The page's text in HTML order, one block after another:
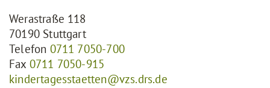
Werastraße 118
70190 Stuttgart
Telefon 0711 7050-700
Fax 0711 7050-915
kindertagesstaetten@vzs.drs.de